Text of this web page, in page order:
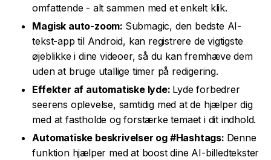
omfattende - alt sammen med et enkelt klik.
Magisk auto-zoom: Submagic, den bedste AI-
tekst-app til Android, kan registrere de vigtigste
øjeblikke i dine videoer, så du kan fremhæve dem
uden at bruge utallige timer på redigering.
Effekter af automatiske lyde: Lyde forbedrer
seerens oplevelse, samtidig med at de hjælper dig
med at fastholde og forstærke temaet i dit indhold.
Automatiske beskrivelser og #Hashtags: Denne
funktion hjælper med at boost dine AI-billedtekster